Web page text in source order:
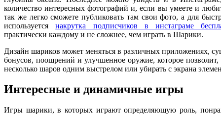
количество интересных фотографий и, если вы умеете и
так же легко сможете публиковать там свои фото, а для
используетсянакрутка подписчиков в инстаграме
практически каждому и не сложнее, чем играть в Шарики.
Дизайн шариков может меняться в различных приложениях,
бонусов, поощрений и улучшенное оружие, которое
несколько шаров одним выстрелом или убирать с экрана
Интересные и динамичные игры
Игры шарики, в которых играют определяющую роль,